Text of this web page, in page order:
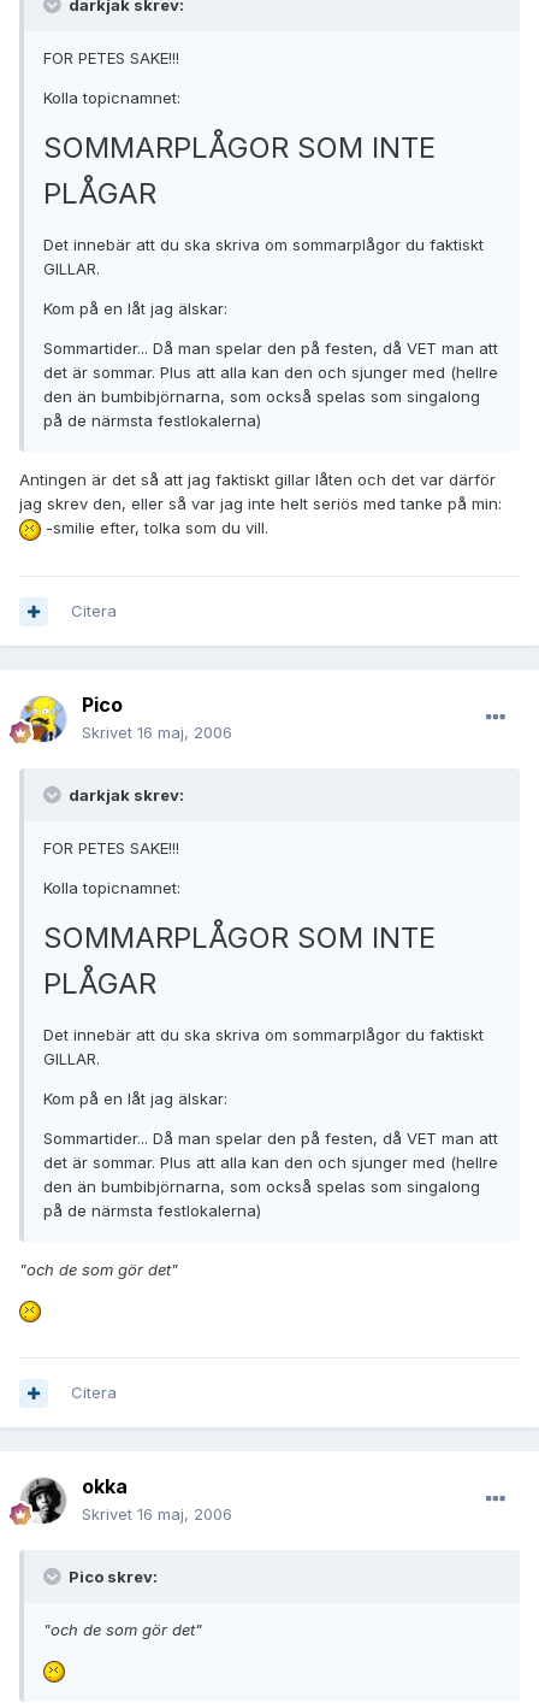
darkjak skrev:
FOR PETES SAKE!!!
Kolla topicnamnet:
SOMMARPLÅGOR SOM INTE
PLÅGAR
Det innebär att du ska skriva om sommarplågor du faktiskt
GILLAR.
Kom på en låt jag älskar:
Sommartider... Då man spelar den på festen, då VET man att
det är sommar. Plus att alla kan den och sjunger med (hellre
den än bumbibjörnarna, som också spelas som singalong
på de närmsta festlokalerna)
Antingen är det så att jag faktiskt gillar låten och det var därför
jag skrev den, eller så var jag inte helt seriös med tanke på min:
-smilie efter, tolka som du vill.
Citera
Pico
Skrivet 16 maj, 2006
darkjak skrev:
FOR PETES SAKE!!!
Kolla topicnamnet:
SOMMARPLÅGOR SOM INTE
PLÅGAR
Det innebär att du ska skriva om sommarplågor du faktiskt
GILLAR.
Kom på en låt jag älskar:
Sommartider... Då man spelar den på festen, då VET man att
det är sommar. Plus att alla kan den och sjunger med (hellre
den än bumbibjörnarna, som också spelas som singalong
på de närmsta festlokalerna)
"och de som gör det"
Citera
okka
Skrivet 16 maj, 2006
Pico skrev:
"och de som gör det"